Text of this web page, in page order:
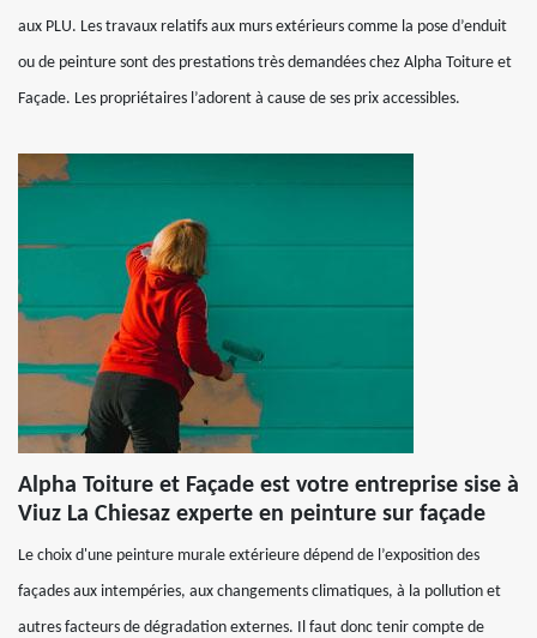
aux PLU. Les travaux relatifs aux murs extérieurs comme la pose d’enduit
ou de peinture sont des prestations très demandées chez Alpha Toiture et
Façade. Les propriétaires l’adorent à cause de ses prix accessibles.
Alpha Toiture et Façade est votre entreprise sise à
Viuz La Chiesaz experte en peinture sur façade
Le choix d'une peinture murale extérieure dépend de l’exposition des
façades aux intempéries, aux changements climatiques, à la pollution et
autres facteurs de dégradation externes. Il faut donc tenir compte de